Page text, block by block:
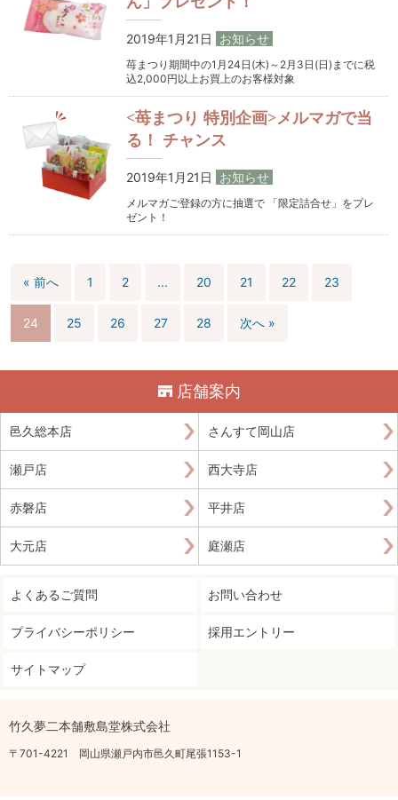
2019年1月21日 お知らせ
苺まつり期間中の1月24日(木)～2月3日(日)までに税
込2,000円以上お買上のお客様対象
<苺まつり 特別企画>メルマガで当
る！ チャンス
2019年1月21日 お知らせ
メルマガご登録の方に抽選で 「限定詰合せ」をプレ
ゼント！
« 前へ 1 2 ... 20 21 22 23
24 25 26 27 28 次へ »
店舗案内
邑久総本店 さんすて岡山店
瀬戸店 西大寺店
赤磐店 平井店
大元店 庭瀬店
よくあるご質問 お問い合わせ
プライバシーポリシー 採用エントリー
サイトマップ
竹久夢二本舗敷島堂株式会社
〒701-4221 岡山県瀬戸内市邑久町尾張1153-1